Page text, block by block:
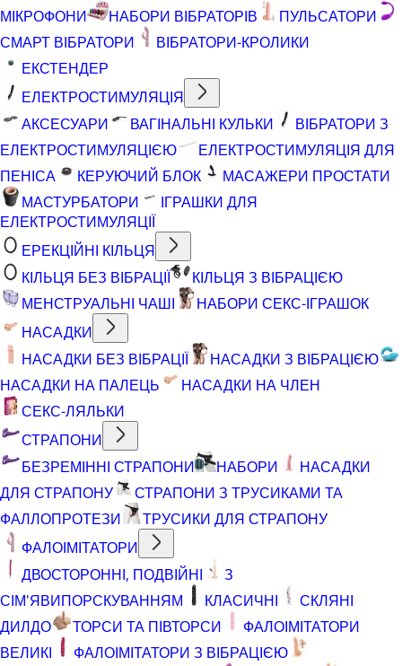
МІКРОФОНИ
НАБОРИ ВІБРАТОРІВ
ПУЛЬСАТОРИ
СМАРТ ВІБРАТОРИ
ВІБРАТОРИ-КРОЛИКИ
ЕКСТЕНДЕР
ЕЛЕКТРОСТИМУЛЯЦІЯ
АКСЕСУАРИ
ВАГІНАЛЬНІ КУЛЬКИ
ВІБРАТОРИ З
ЕЛЕКТРОСТИМУЛЯЦІЄЮ
ЕЛЕКТРОСТИМУЛЯЦІЯ ДЛЯ
ПЕНІСА
КЕРУЮЧИЙ БЛОК
МАСАЖЕРИ ПРОСТАТИ
МАСТУРБАТОРИ
ІГРАШКИ ДЛЯ
ЕЛЕКТРОСТИМУЛЯЦІЇ
ЕРЕКЦІЙНІ КІЛЬЦЯ
КІЛЬЦЯ БЕЗ ВІБРАЦІЇ
КІЛЬЦЯ З ВІБРАЦІЄЮ
МЕНСТРУАЛЬНІ ЧАШІ
НАБОРИ СЕКС-ІГРАШОК
НАСАДКИ
НАСАДКИ БЕЗ ВІБРАЦІЇ
НАСАДКИ З ВІБРАЦІЄЮ
НАСАДКИ НА ПАЛЕЦЬ
НАСАДКИ НА ЧЛЕН
СЕКС-ЛЯЛЬКИ
СТРАПОНИ
БЕЗРЕМІННІ СТРАПОНИ
НАБОРИ
НАСАДКИ
ДЛЯ СТРАПОНУ
СТРАПОНИ З ТРУСИКАМИ ТА
ФАЛЛОПРОТЕЗИ
ТРУСИКИ ДЛЯ СТРАПОНУ
ФАЛОІМІТАТОРИ
ДВОСТОРОННІ, ПОДВІЙНІ
З
СІМ'ЯВИПОРСКУВАННЯМ
КЛАСИЧНІ
СКЛЯНІ
ДИЛДО
ТОРСИ ТА ПІВТОРСИ
ФАЛОІМІТАТОРИ
ВЕЛИКІ
ФАЛОІМІТАТОРИ З ВІБРАЦІЄЮ